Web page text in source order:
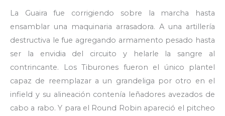
La Guaira fue corrigiendo sobre la marcha hasta
ensamblar una maquinaria arrasadora. A una artillería
destructiva le fue agregando armamento pesado hasta
ser la envidia del circuito y helarle la sangre al
contrincante. Los Tiburones fueron el único plantel
capaz de reemplazar a un grandeliga por otro en el
infield y su alineación contenía leñadores avezados de
cabo a rabo. Y para el Round Robin apareció el pitcheo